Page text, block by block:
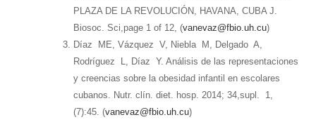
PLAZA DE LA REVOLUCIÓN, HAVANA, CUBA J.
Biosoc. Sci,page 1 of 12, (vanevaz@fbio.uh.cu)
Díaz ME, Vázquez V, Niebla M, Delgado A,
Rodríguez L, Díaz Y. Análisis de las representaciones
y creencias sobre la obesidad infantil en escolares
cubanos. Nutr. clín. diet. hosp. 2014; 34,supl. 1,
(7):45. (vanevaz@fbio.uh.cu)